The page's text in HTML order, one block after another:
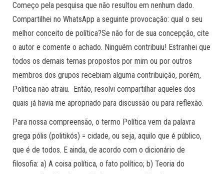
Começo pela pesquisa que não resultou em nenhum dado.
Compartilhei no WhatsApp a seguinte provocação: qual o seu
melhor conceito de política?Se não for de sua concepção, cite
o autor e comente o achado. Ninguém contribuiu! Estranhei que
todos os demais temas propostos por mim ou por outros
membros dos grupos recebiam alguma contribuição, porém,
Politica não atraiu. Então, resolvi compartilhar aqueles dos
quais já havia me apropriado para discussão ou para reflexão.
Para nossa compreensão, o termo Política vem da palavra
grega pólis (politikós) = cidade, ou seja, aquilo que é público,
que é de todos. E ainda, de acordo com o dicionário de
filosofia: a) A coisa política, o fato político; b) Teoria do